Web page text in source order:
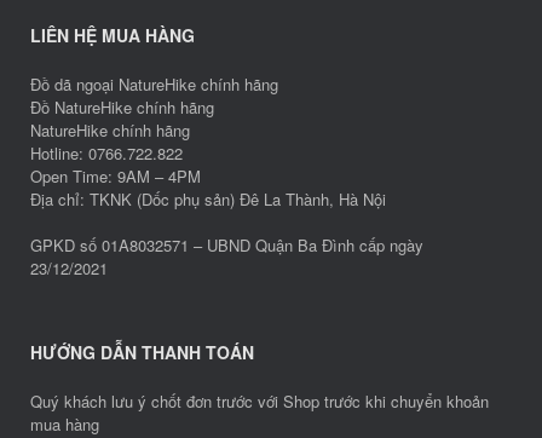
LIÊN HỆ MUA HÀNG
Đồ dã ngoại NatureHike chính hãng
Đồ NatureHike chính hãng
NatureHike chính hãng
Hotline: 0766.722.822
Open Time: 9AM – 4PM
Địa chỉ: TKNK (Dốc phụ sản) Đê La Thành, Hà Nội
GPKD số 01A8032571 – UBND Quận Ba Đình cấp ngày
23/12/2021
HƯỚNG DẪN THANH TOÁN
Quý khách lưu ý chốt đơn trước với Shop trước khi chuyển khoản
mua hàng